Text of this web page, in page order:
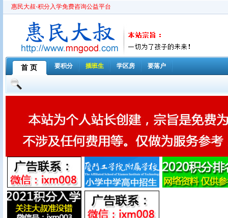
惠民大叔-积分入学免费咨询公益平台
首 页 要积分 插班生 学区房 要落户